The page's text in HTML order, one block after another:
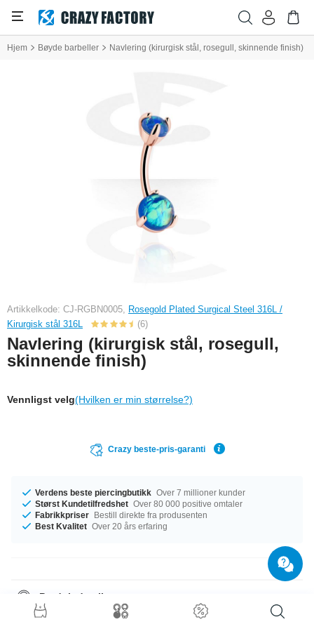
Hjem Bøyde barbeller Navlering (kirurgisk stål, rosegull, skinnende finish)
Artikkelkode: CJ-RGBN0005, Rosegold Plated Surgical Steel 316L /
Kirurgisk stål 316L
(6)
Navlering (kirurgisk stål, rosegull,
skinnende finish)
Vennligst velg(Hvilken er min størrelse?)
Crazy beste-pris-garanti
Verdens beste piercingbutikk Over 7 millioner kunder
Størst Kundetilfredshet Over 80 000 positive omtaler
Fabrikkpriser Bestill direkte fra produsenten
Best Kvalitet Over 20 års erfaring
Produktdetaljer
Denne artikkelen har målet 1.6 mm. Den perfekte følgesvenn i enhver